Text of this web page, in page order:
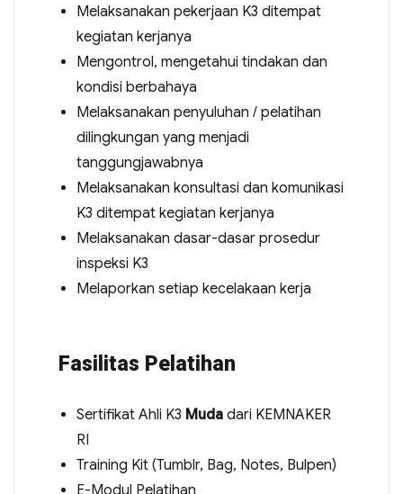
Melaksanakan pekerjaan K3 ditempat
kegiatan kerjanya
Mengontrol, mengetahui tindakan dan
kondisi berbahaya
Melaksanakan penyuluhan / pelatihan
dilingkungan yang menjadi
tanggungjawabnya
Melaksanakan konsultasi dan komunikasi
K3 ditempat kegiatan kerjanya
Melaksanakan dasar-dasar prosedur
inspeksi K3
Melaporkan setiap kecelakaan kerja
Fasilitas Pelatihan
Sertifikat Ahli K3 Mudadari KEMNAKER
RI
Training Kit (Tumblr, Bag, Notes, Bulpen)
E-Modul Pelatihan